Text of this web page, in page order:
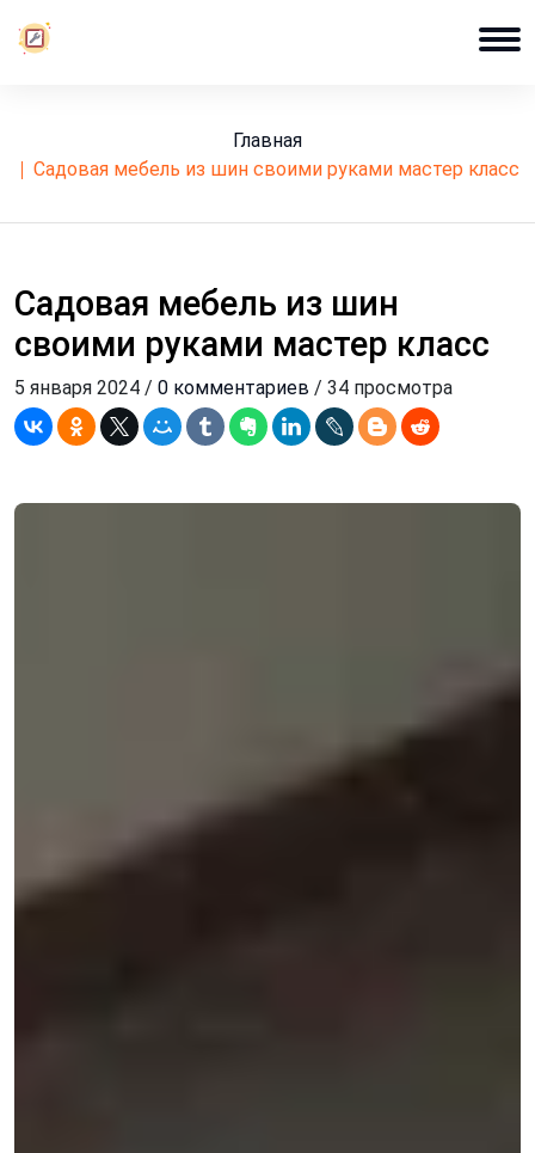
Главная
садовая мебель из шин своими руками мастер класс
Садовая мебель из шин
своими руками мастер класс
5 января 2024 / 0 комментариев / 34 просмотра